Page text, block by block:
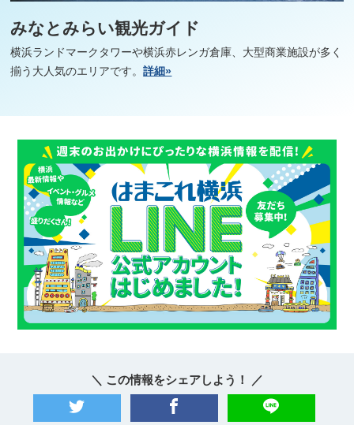
みなとみらい観光ガイド
横浜ランドマークタワーや横浜赤レンガ倉庫、大型商業施設が多く
揃う大人気のエリアです。詳細»
＼ この情報をシェアしよう！ ／